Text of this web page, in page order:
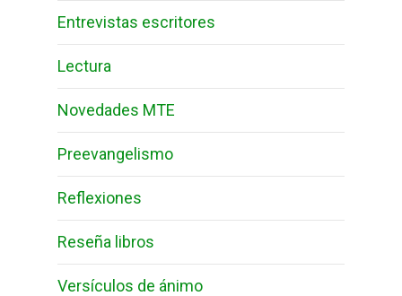
Entrevistas escritores
Lectura
Novedades MTE
Preevangelismo
Reflexiones
Reseña libros
Versículos de ánimo